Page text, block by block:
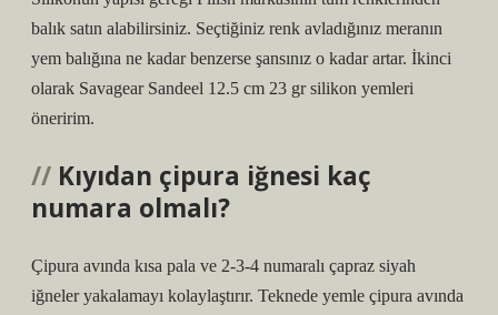
balık satın alabilirsiniz. Seçtiğiniz renk avladığınız meranın
yem balığına ne kadar benzerse şansınız o kadar artar. İkinci
olarak Savagear Sandeel 12.5 cm 23 gr silikon yemleri
öneririm.
Kıyıdan çipura iğnesi kaç
numara olmalı?
Çipura avında kısa pala ve 2-3-4 numaralı çapraz siyah
iğneler yakalamayı kolaylaştırır. Teknede yemle çipura avında